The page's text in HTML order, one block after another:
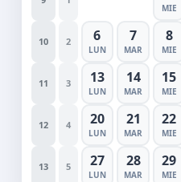
MIE
10 2 6
LUN
7
MAR
8
MIE
11 3 13
LUN
14
MAR
15
MIE
12 4 20
LUN
21
MAR
22
MIE
13 5 27
LUN
28
MAR
29
MIE